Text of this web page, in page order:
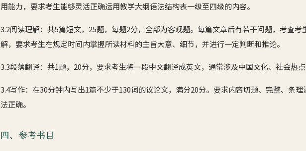
用能力，要求考生能够灵活正确运用教学大纲语法结构表一级至四级的内容。
3.2阅读理解：共5篇短文，25题，每题2分，全部为客观题。每篇文章后有若干问题，考查考
解，要求考生在规定时间内掌握所读材料的主旨大意、细节，并进行一定判断和推论。
3.3段落翻译：共1题，20分，要求考生将一段中文翻译成英文，通常涉及中国文化、社会热点
3.4写作：在30分钟内写出1篇不少于130词的议论文，满分20分。要求内容切题、完整、条
法正确。
四、参考书目